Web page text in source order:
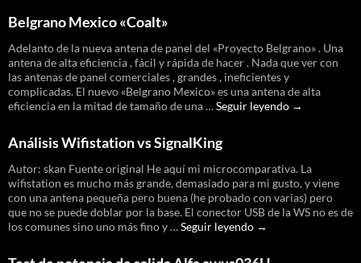
Belgrano Mexico «Coalt»
Adelanto de la nueva antena de panel del «Proyecto Belgrano» . Una
antena de alta eficiencia , fácil y rápida de hacer . Nada que ver con
las antenas de panel comerciales , grandes , ineficientes y
complicadas. El nuevo «Belgrano Mexico» es una antena de alta
eficiencia en la mitad de tamaño de una …Seguir leyendo Belgrano
→
Análisis Wifistation vs SignalKing
Autor: skan Fuente original He aquí mi microcomparativa. La
wifistation es mucho más grande, demasiado para mi gusto, y viene
con una antena pequeña pero buena (he probado con varias) pero
que no se puede doblar por la base. El conector USB de la WS no es de
los comunes sino uno más fino y …Seguir leyendo Análisis
→